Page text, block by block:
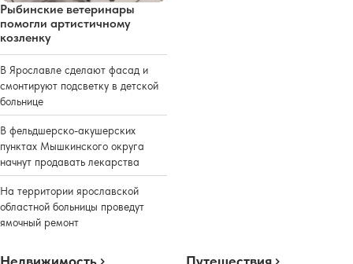
Рыбинские ветеринары
помогли артистичному
козленку
В Ярославле сделают фасад и
смонтируют подсветку в детской
больнице
В фельдшерско-акушерских
пунктах Мышкинского округа
начнут продавать лекарства
На территории ярославской
областной больницы проведут
ямочный ремонт